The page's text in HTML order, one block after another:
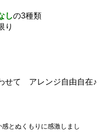
しの3種類
り
せて アレンジ自由自在♪
とぬくもりに感激しまし